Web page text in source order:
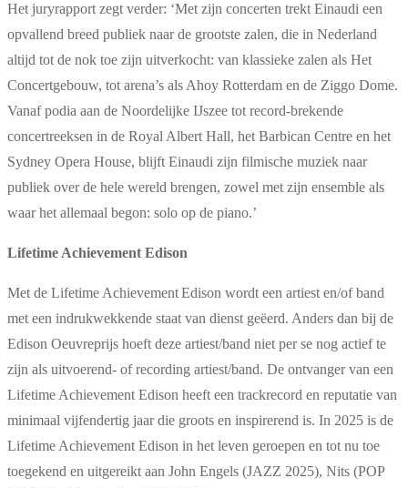
Het juryrapport zegt verder: ‘Met zijn concerten trekt Einaudi een
opvallend breed publiek naar de grootste zalen, die in Nederland
altijd tot de nok toe zijn uitverkocht: van klassieke zalen als Het
Concertgebouw, tot arena’s als Ahoy Rotterdam en de Ziggo Dome.
Vanaf podia aan de Noordelijke IJszee tot record-brekende
concertreeksen in de Royal Albert Hall, het Barbican Centre en het
Sydney Opera House, blijft Einaudi zijn filmische muziek naar
publiek over de hele wereld brengen, zowel met zijn ensemble als
waar het allemaal begon: solo op de piano.’
Lifetime Achievement Edison
Met de Lifetime Achievement Edison wordt een artiest en/of band
met een indrukwekkende staat van dienst geëerd. Anders dan bij de
Edison Oeuvreprijs hoeft deze artiest/band niet per se nog actief te
zijn als uitvoerend- of recording artiest/band. De ontvanger van een
Lifetime Achievement Edison heeft een trackrecord en reputatie van
minimaal vijfendertig jaar die groots en inspirerend is. In 2025 is de
Lifetime Achievement Edison in het leven geroepen en tot nu toe
toegekend en uitgereikt aan John Engels (JAZZ 2025), Nits (POP